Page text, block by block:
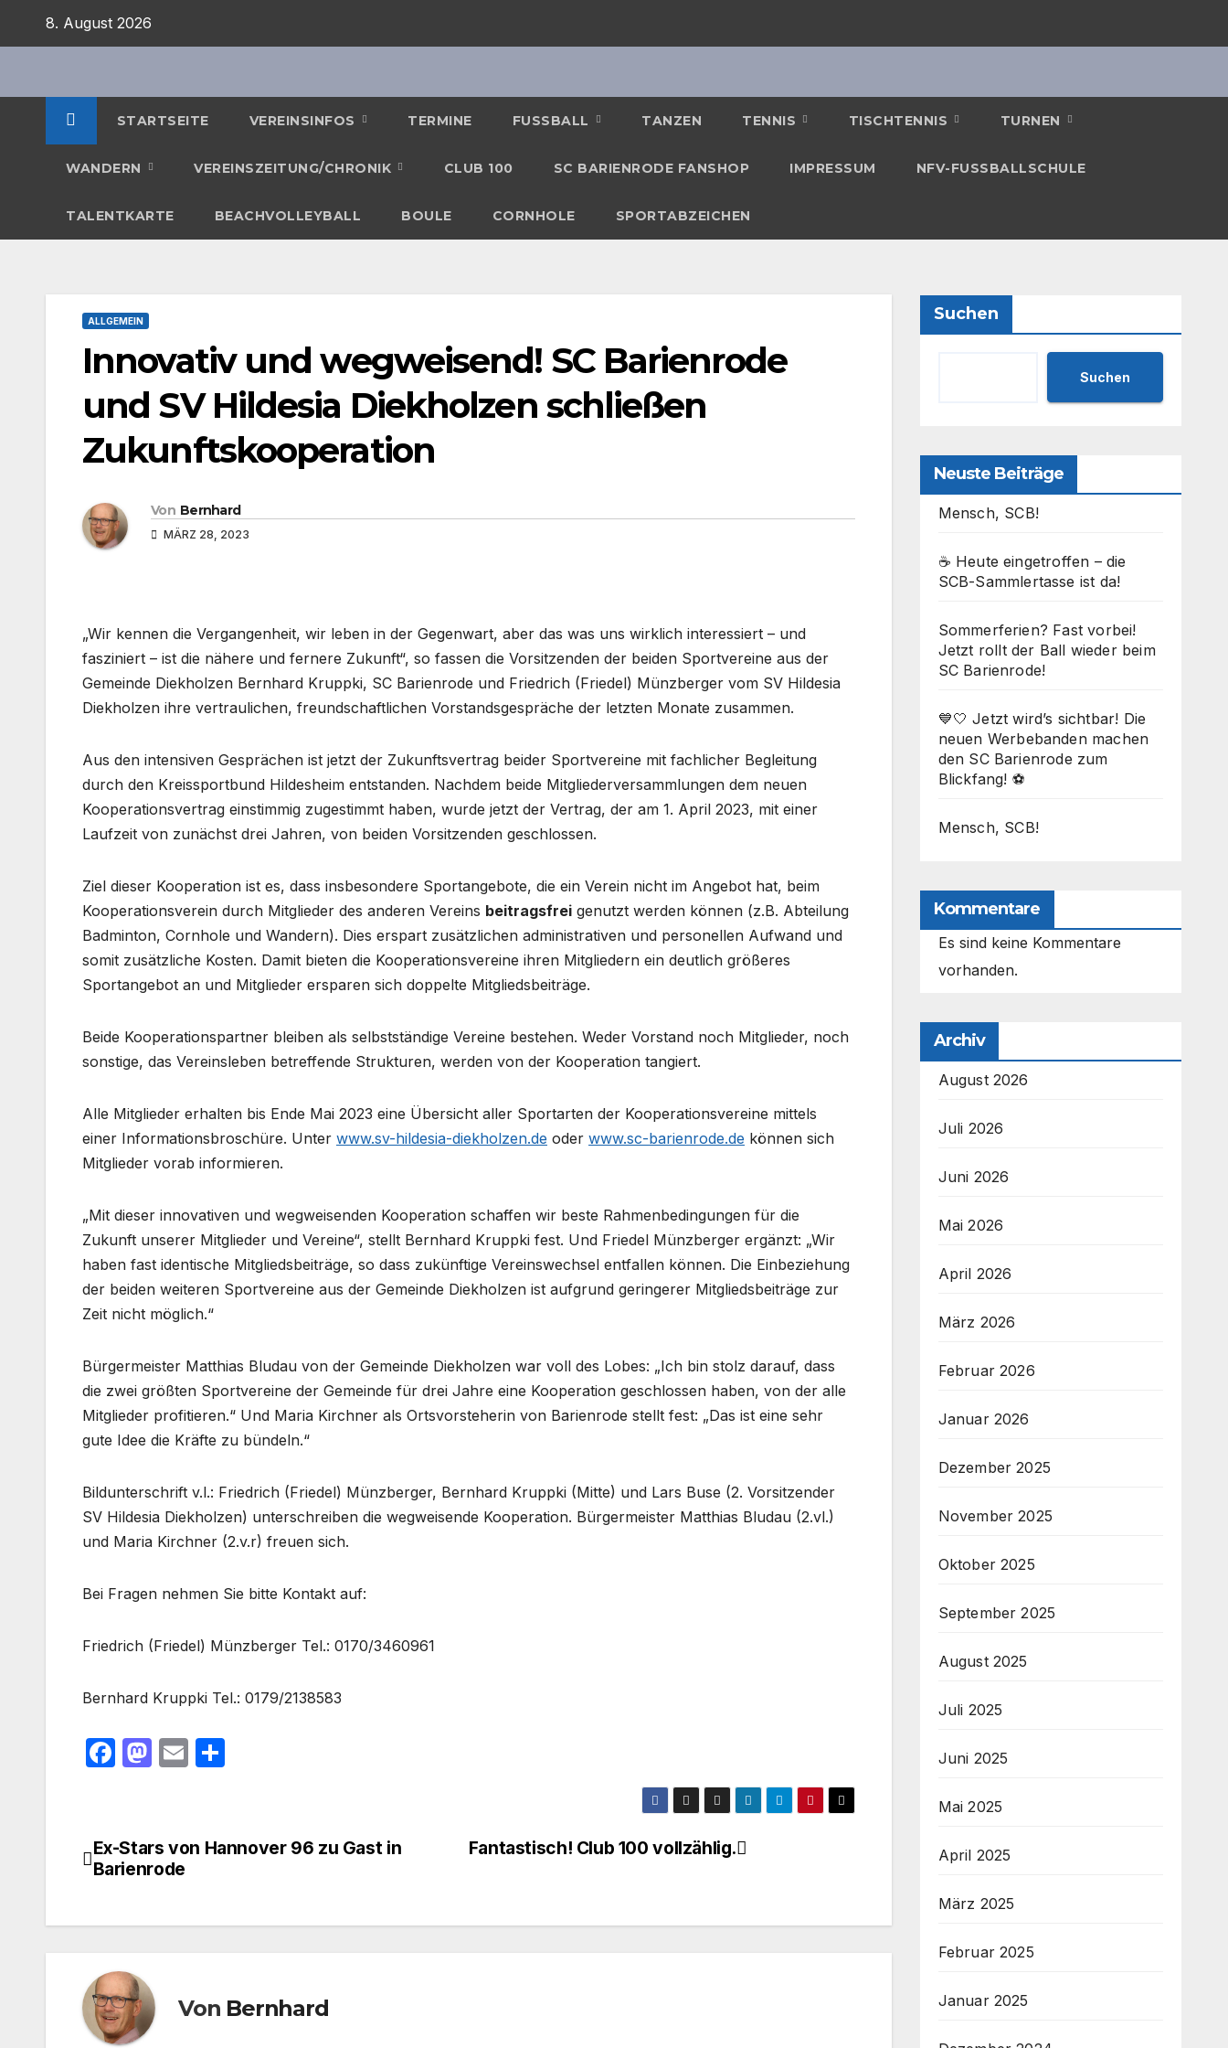
8. August 2026
STARTSEITE VEREINSINFOS TERMINE FUSSBALL TANZEN TENNIS TISCHTENNIS TURNEN
WANDERN VEREINSZEITUNG/CHRONIK CLUB 100 SC BARIENRODE FANSHOP IMPRESSUM NFV-FUSSBALLSCHULE
TALENTKARTE BEACHVOLLEYBALL BOULE CORNHOLE SPORTABZEICHEN
ALLGEMEIN
Innovativ und wegweisend! SC Barienrode
und SV Hildesia Diekholzen schließen
Zukunftskooperation
Von Bernhard
MÄRZ 28, 2023
„Wir kennen die Vergangenheit, wir leben in der Gegenwart, aber das was uns wirklich interessiert – und
fasziniert – ist die nähere und fernere Zukunft“, so fassen die Vorsitzenden der beiden Sportvereine aus der
Gemeinde Diekholzen Bernhard Kruppki, SC Barienrode und Friedrich (Friedel) Münzberger vom SV Hildesia
Diekholzen ihre vertraulichen, freundschaftlichen Vorstandsgespräche der letzten Monate zusammen.
Aus den intensiven Gesprächen ist jetzt der Zukunftsvertrag beider Sportvereine mit fachlicher Begleitung
durch den Kreissportbund Hildesheim entstanden. Nachdem beide Mitgliederversammlungen dem neuen
Kooperationsvertrag einstimmig zugestimmt haben, wurde jetzt der Vertrag, der am 1. April 2023, mit einer
Laufzeit von zunächst drei Jahren, von beiden Vorsitzenden geschlossen.
Ziel dieser Kooperation ist es, dass insbesondere Sportangebote, die ein Verein nicht im Angebot hat, beim
Kooperationsverein durch Mitglieder des anderen Vereins beitragsfrei genutzt werden können (z.B. Abteilung
Badminton, Cornhole und Wandern). Dies erspart zusätzlichen administrativen und personellen Aufwand und
somit zusätzliche Kosten. Damit bieten die Kooperationsvereine ihren Mitgliedern ein deutlich größeres
Sportangebot an und Mitglieder ersparen sich doppelte Mitgliedsbeiträge.
Beide Kooperationspartner bleiben als selbstständige Vereine bestehen. Weder Vorstand noch Mitglieder, noch
sonstige, das Vereinsleben betreffende Strukturen, werden von der Kooperation tangiert.
Alle Mitglieder erhalten bis Ende Mai 2023 eine Übersicht aller Sportarten der Kooperationsvereine mittels
einer Informationsbroschüre. Unter www.sv-hildesia-diekholzen.de oder www.sc-barienrode.de können sich
Mitglieder vorab informieren.
„Mit dieser innovativen und wegweisenden Kooperation schaffen wir beste Rahmenbedingungen für die
Zukunft unserer Mitglieder und Vereine“, stellt Bernhard Kruppki fest. Und Friedel Münzberger ergänzt: „Wir
haben fast identische Mitgliedsbeiträge, so dass zukünftige Vereinswechsel entfallen können. Die Einbeziehung
der beiden weiteren Sportvereine aus der Gemeinde Diekholzen ist aufgrund geringerer Mitgliedsbeiträge zur
Zeit nicht möglich.“
Bürgermeister Matthias Bludau von der Gemeinde Diekholzen war voll des Lobes: „Ich bin stolz darauf, dass
die zwei größten Sportvereine der Gemeinde für drei Jahre eine Kooperation geschlossen haben, von der alle
Mitglieder profitieren.“ Und Maria Kirchner als Ortsvorsteherin von Barienrode stellt fest: „Das ist eine sehr
gute Idee die Kräfte zu bündeln.“
Bildunterschrift v.l.: Friedrich (Friedel) Münzberger, Bernhard Kruppki (Mitte) und Lars Buse (2. Vorsitzender
SV Hildesia Diekholzen) unterschreiben die wegweisende Kooperation. Bürgermeister Matthias Bludau (2.vl.)
und Maria Kirchner (2.v.r) freuen sich.
Bei Fragen nehmen Sie bitte Kontakt auf:
Friedrich (Friedel) Münzberger Tel.: 0170/3460961
Bernhard Kruppki Tel.: 0179/2138583
F
e
b
o
M
o
d
n
E
n
Beitragsnavigation Fantastisch! Club 100 vollzählig.
Ex-Stars von Hannover 96 zu Gast in
Barienrode
Von Bernhard
Suchen
Suchen
Neuste Beiträge
Mensch, SCB!
☕ Heute eingetroffen – die
SCB-Sammlertasse ist da!
Sommerferien? Fast vorbei!
Jetzt rollt der Ball wieder beim
SC Barienrode!
💙🤍 Jetzt wird’s sichtbar! Die
neuen Werbebanden machen
den SC Barienrode zum
Blickfang! ⚽
Mensch, SCB!
Kommentare
Es sind keine Kommentare
vorhanden.
Archiv
August 2026
Juli 2026
Juni 2026
Mai 2026
April 2026
März 2026
Februar 2026
Januar 2026
Dezember 2025
November 2025
Oktober 2025
September 2025
August 2025
Juli 2025
Juni 2025
Mai 2025
April 2025
März 2025
Februar 2025
Januar 2025